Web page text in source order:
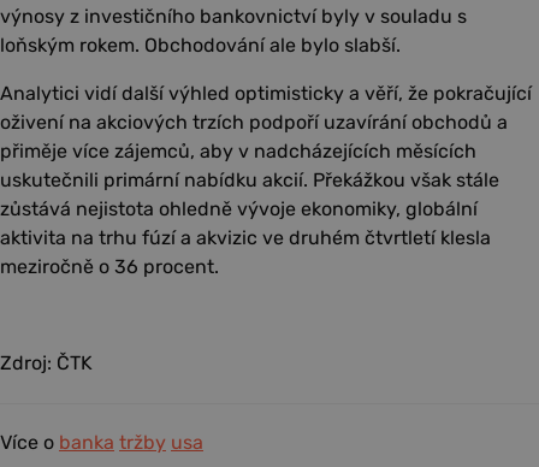
výnosy z investičního bankovnictví byly v souladu s
loňským rokem. Obchodování ale bylo slabší.
Analytici vidí další výhled optimisticky a věří, že pokračující
oživení na akciových trzích podpoří uzavírání obchodů a
přiměje více zájemců, aby v nadcházejících měsících
uskutečnili primární nabídku akcií. Překážkou však stále
zůstává nejistota ohledně vývoje ekonomiky, globální
aktivita na trhu fúzí a akvizic ve druhém čtvrtletí klesla
meziročně o 36 procent.
Zdroj: ČTK
Více o banka tržby usa